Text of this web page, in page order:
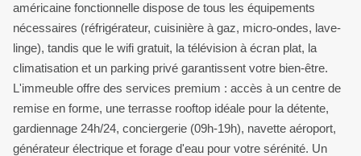
américaine fonctionnelle dispose de tous les équipements
nécessaires (réfrigérateur, cuisinière à gaz, micro-ondes, lave-
linge), tandis que le wifi gratuit, la télévision à écran plat, la
climatisation et un parking privé garantissent votre bien-être.
L'immeuble offre des services premium : accès à un centre de
remise en forme, une terrasse rooftop idéale pour la détente,
gardiennage 24h/24, conciergerie (09h-19h), navette aéroport,
générateur électrique et forage d'eau pour votre sérénité. Un